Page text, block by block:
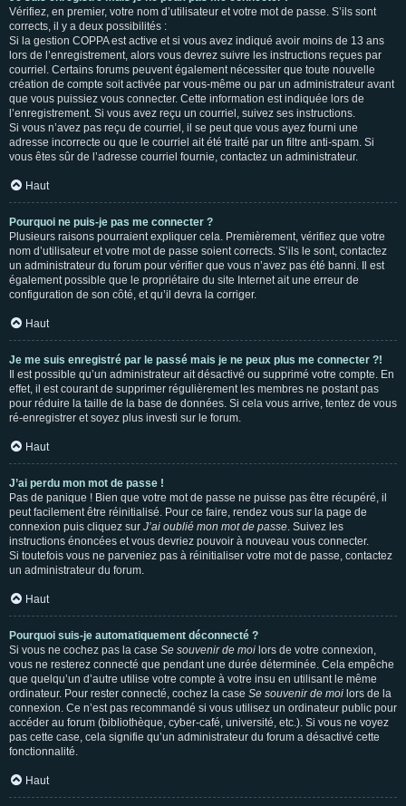
Vérifiez, en premier, votre nom d’utilisateur et votre mot de passe. S’ils sont
corrects, il y a deux possibilités :
Si la gestion COPPA est active et si vous avez indiqué avoir moins de 13 ans
lors de l’enregistrement, alors vous devrez suivre les instructions reçues par
courriel. Certains forums peuvent également nécessiter que toute nouvelle
création de compte soit activée par vous-même ou par un administrateur avant
que vous puissiez vous connecter. Cette information est indiquée lors de
l’enregistrement. Si vous avez reçu un courriel, suivez ses instructions.
Si vous n’avez pas reçu de courriel, il se peut que vous ayez fourni une
adresse incorrecte ou que le courriel ait été traité par un filtre anti-spam. Si
vous êtes sûr de l’adresse courriel fournie, contactez un administrateur.
Haut
Pourquoi ne puis-je pas me connecter ?
Plusieurs raisons pourraient expliquer cela. Premièrement, vérifiez que votre
nom d’utilisateur et votre mot de passe soient corrects. S’ils le sont, contactez
un administrateur du forum pour vérifier que vous n’avez pas été banni. Il est
également possible que le propriétaire du site Internet ait une erreur de
configuration de son côté, et qu’il devra la corriger.
Haut
Je me suis enregistré par le passé mais je ne peux plus me connecter ?!
Il est possible qu’un administrateur ait désactivé ou supprimé votre compte. En
effet, il est courant de supprimer régulièrement les membres ne postant pas
pour réduire la taille de la base de données. Si cela vous arrive, tentez de vous
ré-enregistrer et soyez plus investi sur le forum.
Haut
J’ai perdu mon mot de passe !
Pas de panique ! Bien que votre mot de passe ne puisse pas être récupéré, il
peut facilement être réinitialisé. Pour ce faire, rendez vous sur la page de
connexion puis cliquez sur J’ai oublié mon mot de passe. Suivez les
instructions énoncées et vous devriez pouvoir à nouveau vous connecter.
Si toutefois vous ne parveniez pas à réinitialiser votre mot de passe, contactez
un administrateur du forum.
Haut
Pourquoi suis-je automatiquement déconnecté ?
Si vous ne cochez pas la case Se souvenir de moi lors de votre connexion,
vous ne resterez connecté que pendant une durée déterminée. Cela empêche
que quelqu’un d’autre utilise votre compte à votre insu en utilisant le même
ordinateur. Pour rester connecté, cochez la case Se souvenir de moi lors de la
connexion. Ce n’est pas recommandé si vous utilisez un ordinateur public pour
accéder au forum (bibliothèque, cyber-café, université, etc.). Si vous ne voyez
pas cette case, cela signifie qu’un administrateur du forum a désactivé cette
fonctionnalité.
Haut